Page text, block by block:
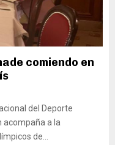
comiendo en
del Deporte
acompaña a la
de...